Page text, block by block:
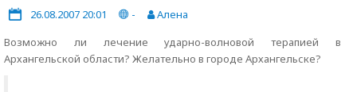
26.08.2007 20:01 -
Алена
Возможно ли лечение ударно-волновой терапией в
Архангельской области? Желательно в городе Архангельске?